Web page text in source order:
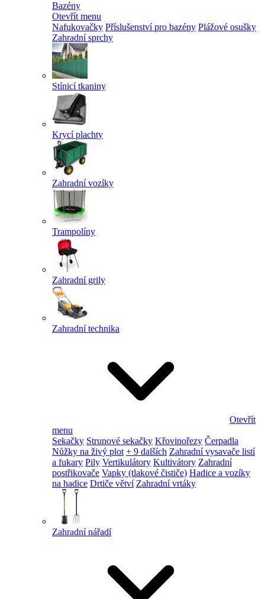
Bazény
Otevřít menu
Nafukovačky Příslušenství pro bazény Plážové osušky
Zahradní sprchy
Stínicí tkaniny
Krycí plachty
Zahradní vozíky
Trampolíny
Zahradní grily
Zahradní technika
Otevřít
menu
Sekačky Strunové sekačky Křovinořezy Čerpadla
Nůžky na živý plot + 9 dalších Zahradní vysavače listí
a fukary Pily Vertikulátory Kultivátory Zahradní
postřikovače Vapky (tlakové čističe) Hadice a vozíky
na hadice Drtiče větví Zahradní vrtáky
Zahradní nářadí